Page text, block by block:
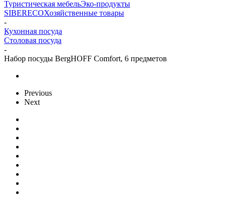
Туристическая мебельЭко-продукты
SIBERECOХозяйственные товары
-
Кухонная посуда
Столовая посуда
-
Набор посуды BergHOFF Comfort, 6 предметов
Previous
Next